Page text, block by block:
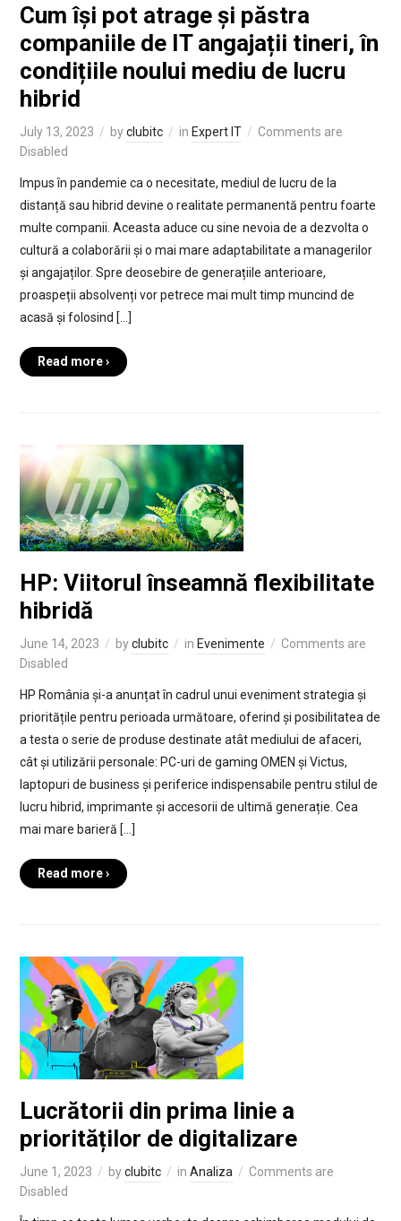
Cum își pot atrage și păstra
companiile de IT angajații tineri, în
condițiile noului mediu de lucru
hibrid
July 13, 2023 byclubitc in Expert IT
Comments are
Disabled
Impus în pandemie ca o necesitate, mediul de lucru de la
distanță sau hibrid devine o realitate permanentă pentru foarte
multe companii. Aceasta aduce cu sine nevoia de a dezvolta o
cultură a colaborării și o mai mare adaptabilitate a managerilor
și angajaților. Spre deosebire de generațiile anterioare,
proaspeții absolvenți vor petrece mai mult timp muncind de
acasă și folosind […]
Read more ›
HP: Viitorul înseamnă flexibilitate
hibridă
June 14, 2023 byclubitc in Evenimente
Comments are
Disabled
HP România și-a anunțat în cadrul unui eveniment strategia și
prioritățile pentru perioada următoare, oferind și posibilitatea de
a testa o serie de produse destinate atât mediului de afaceri,
cât și utilizării personale: PC-uri de gaming OMEN și Victus,
laptopuri de business și periferice indispensabile pentru stilul de
lucru hibrid, imprimante și accesorii de ultimă generație. Cea
mai mare barieră […]
Read more ›
Lucrătorii din prima linie a
priorităților de digitalizare
June 1, 2023 byclubitc in Analiza
Comments are
Disabled